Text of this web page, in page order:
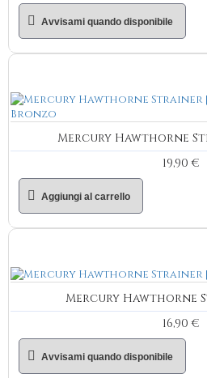
Avvisami quando disponibile
Mercury Hawthorne
19,90 €
Aggiungi al carrello
Mercury Hawthorne
16,90 €
Avvisami quando disponibile